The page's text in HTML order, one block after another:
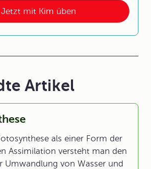
Jetzt mit Kim üben
Artikel
als einer Form der
Assimilation versteht man den
Umwandlung von Wasser und